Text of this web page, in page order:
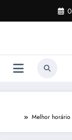
o
Melhor